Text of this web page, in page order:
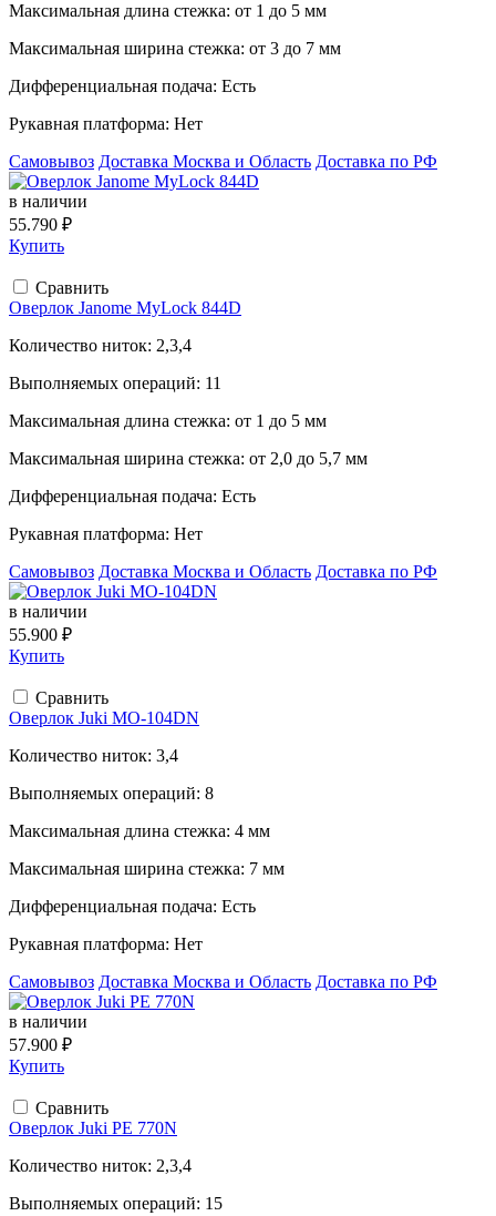
Максимальная длина стежка: от 1 до 5 мм
Максимальная ширина стежка: от 3 до 7 мм
Дифференциальная подача: Есть
Рукавная платформа: Нет
Самовывоз Доставка Москва и Область Доставка по РФ
в наличии
55.790 ₽
Купить
Сравнить
Оверлок Janome MyLock 844D
Количество ниток: 2,3,4
Выполняемых операций: 11
Максимальная длина стежка: от 1 до 5 мм
Максимальная ширина стежка: от 2,0 до 5,7 мм
Дифференциальная подача: Есть
Рукавная платформа: Нет
Самовывоз Доставка Москва и Область Доставка по РФ
в наличии
55.900 ₽
Купить
Сравнить
Оверлок Juki MO-104DN
Количество ниток: 3,4
Выполняемых операций: 8
Максимальная длина стежка: 4 мм
Максимальная ширина стежка: 7 мм
Дифференциальная подача: Есть
Рукавная платформа: Нет
Самовывоз Доставка Москва и Область Доставка по РФ
в наличии
57.900 ₽
Купить
Сравнить
Оверлок Juki PE 770N
Количество ниток: 2,3,4
Выполняемых операций: 15